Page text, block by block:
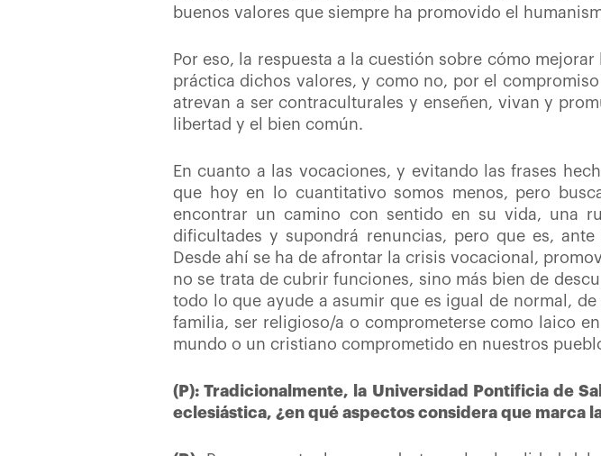
buenos valores que siempre ha promovido el
Por eso, la respuesta a la cuestión sobre cómo
práctica dichos valores, y como no, por el
atrevan a ser contraculturales y enseñen, vivan y
libertad y el bien común.
En cuanto a las vocaciones, y evitando las frases
que hoy en lo cuantitativo somos menos, pero
encontrar un camino con sentido en su vida, una
dificultades y supondrá renuncias, pero que es,
Desde ahí se ha de afrontar la crisis vocacional,
no se trata de cubrir funciones, sino más bien de
todo lo que ayude a asumir que es igual de normal,
familia, ser religioso/a o comprometerse como laico
mundo o un cristiano comprometido en nuestros
(P): Tradicionalmente, la Universidad Pontificia de
eclesiástica, ¿en qué aspectos considera que marca